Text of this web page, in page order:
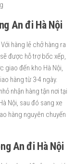
An đi Hà Nội
hàng lẻ chở hàng ra
được hỗ trợ bốc xếp,
giao đến kho Hà Nội,
hàng từ 3-4 ngày.
nhận hàng tận nơi tại
Nội, sau đó sang xe
hàng nguyên chuyến
An đi Hà Nội